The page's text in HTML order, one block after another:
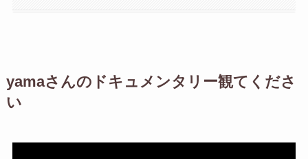
yamaさんのドキュメンタリー観てくださ
い